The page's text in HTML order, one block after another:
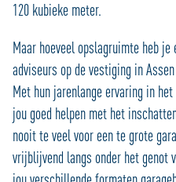
120 kubieke meter.
Maar hoeveel opslagruimte heb
adviseurs op de vestiging in
Met hun jarenlange ervaring in
jou goed helpen met het
nooit te veel voor een te grote
vrijblijvend langs onder het genot